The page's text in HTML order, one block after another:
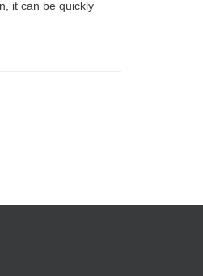
it can be quickly